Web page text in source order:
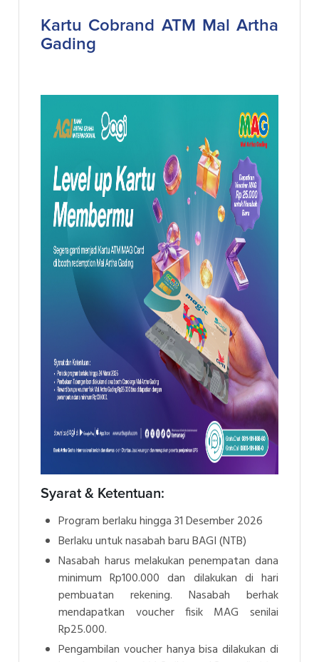
Kartu Cobrand ATM Mal Artha
Gading
Syarat & Ketentuan:
Program berlaku hingga 31 Desember 2026
Berlaku untuk nasabah baru BAGI (NTB)
Nasabah harus melakukan penempatan dana
minimum Rp100.000 dan dilakukan di hari
pembuatan rekening. Nasabah berhak
mendapatkan voucher fisik MAG senilai
Rp25.000.
Pengambilan voucher hanya bisa dilakukan di